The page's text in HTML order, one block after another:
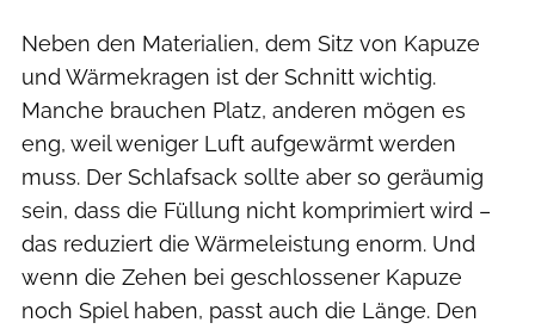
Neben den Materialien, dem Sitz von Kapuze
und Wärmekragen ist der Schnitt wichtig.
Manche brauchen Platz, anderen mögen es
eng, weil weniger Luft aufgewärmt werden
muss. Der Schlafsack sollte aber so geräumig
sein, dass die Füllung nicht komprimiert wird –
das reduziert die Wärmeleistung enorm. Und
wenn die Zehen bei geschlossener Kapuze
noch Spiel haben, passt auch die Länge. Den